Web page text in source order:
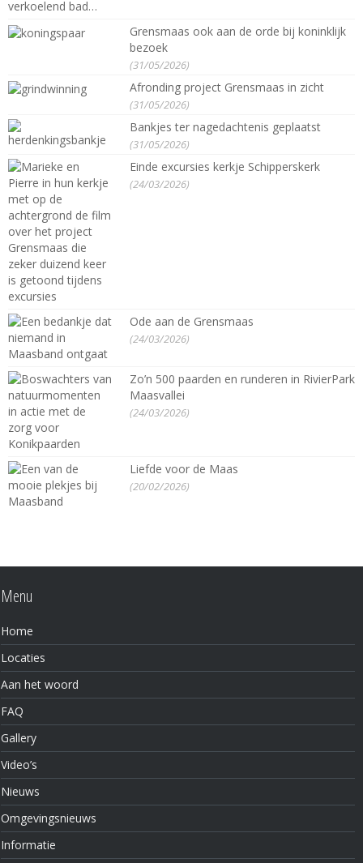
Grensmaas ook aan de orde bij koninklijk
bezoek
(31/05/2026)
Afronding project Grensmaas in zicht
(31/05/2026)
Bankjes ter nagedachtenis geplaatst
(31/05/2026)
Einde excursies kerkje Schipperskerk
(24/03/2026)
Ode aan de Grensmaas
(24/03/2026)
Zo’n 500 paarden en runderen in RivierPark
Maasvallei
(24/03/2026)
Liefde voor de Maas
(20/02/2026)
Menu
Home
Locaties
Aan het woord
FAQ
Gallery
Video’s
Nieuws
Omgevingsnieuws
Informatie